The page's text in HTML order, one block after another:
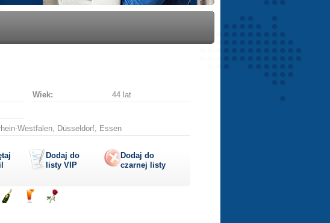
Wiek:
44 lat
Westfalen, Düsseldorf, Essen
Dodaj do
listy VIP
Dodaj do
czarnej listy